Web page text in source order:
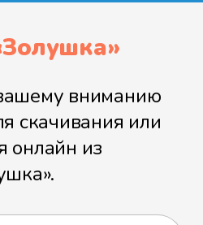
вниманию
скачивания или
онлайн из